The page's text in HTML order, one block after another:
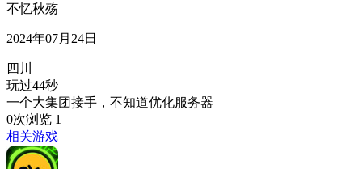
不忆秋殇
2024年07月24日
四川
玩过44秒
一个大集团接手，不知道优化服务器
0次浏览 1
相关游戏